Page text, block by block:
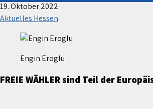
19. Oktober 2022
Aktuelles Hessen
Engin Eroglu
FREIE WÄHLER sind Teil der